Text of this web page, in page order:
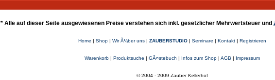
* Alle auf dieser Seite ausgewiesenen Preise verstehen sich inkl. gesetzlicher Mehrwertsteuer und
Home | Shop| Wir Ã¼ber uns| ZAUBERSTUDIO| Seminare | Kontakt| Registrieren
Warenkorb| Produktsuche | GÃ¤stebuch | Infos zum Shop| AGB | Impressum
© 2004 - 2009 Zauber Kellerhof